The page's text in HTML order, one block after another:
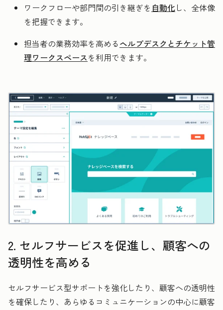
ワークフローや部門間の引き継ぎを 自動化し、全体像
を把握できます。
担当者の業務効率を高めるヘルプデスクとチケット管
理ワークスペースを利用できます。
2. セルフサービスを促進し、顧客への
透明性を高める
セルフサービス型サポートを強化したり、顧客への透明性
を確保したり、あらゆるコミュニケーションの中心に顧客